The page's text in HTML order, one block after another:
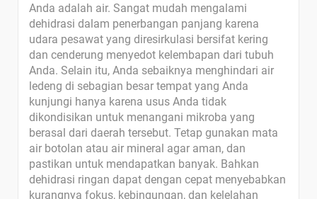
Anda adalah air. Sangat mudah mengalami
dehidrasi dalam penerbangan panjang karena
udara pesawat yang diresirkulasi bersifat kering
dan cenderung menyedot kelembapan dari tubuh
Anda. Selain itu, Anda sebaiknya menghindari air
ledeng di sebagian besar tempat yang Anda
kunjungi hanya karena usus Anda tidak
dikondisikan untuk menangani mikroba yang
berasal dari daerah tersebut. Tetap gunakan mata
air botolan atau air mineral agar aman, dan
pastikan untuk mendapatkan banyak. Bahkan
dehidrasi ringan dapat dengan cepat menyebabkan
kurangnya fokus, kebingungan, dan kelelahan